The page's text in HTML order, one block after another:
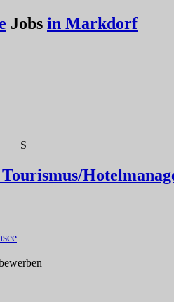
Jobs in Markdorf
S